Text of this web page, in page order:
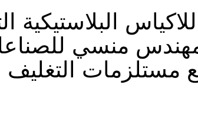
البلاستيكية
منسي
مستلزمات التغليف